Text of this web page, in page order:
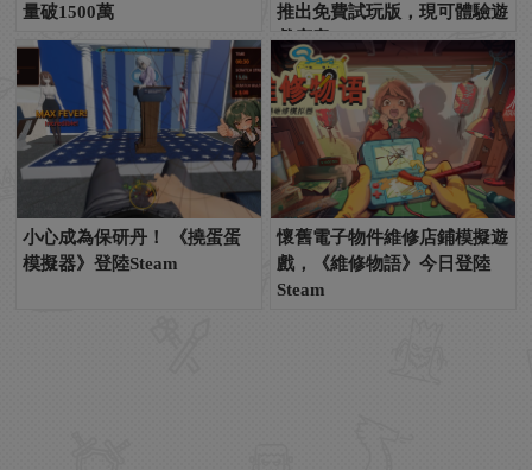
量破1500萬
推出免費試玩版，現可體驗遊
戲序章！
小心成為保研丹！ 《撓蛋蛋
模擬器》登陸Steam
懷舊電子物件維修店鋪模擬遊
戲，《維修物語》今日登陸
Steam